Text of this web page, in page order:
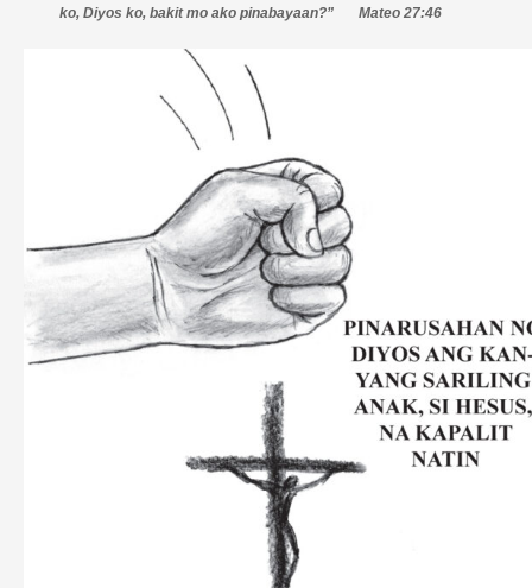
ko, Diyos ko, bakit mo ako pinabayaan?” Mateo 27:46